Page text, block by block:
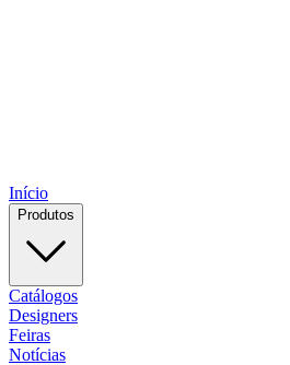
Início
Produtos
Catálogos
Designers
Feiras
Notícias